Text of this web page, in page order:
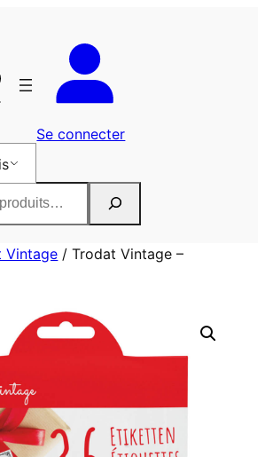
Se connecter
Vintage / Trodat Vintage –